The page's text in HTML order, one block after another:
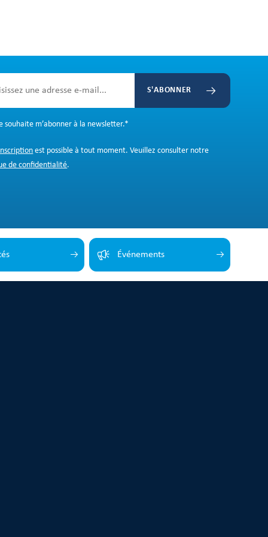
S'ABONNER
souhaite m’abonner à la newsletter.*
est possible à tout moment. Veuillez consulter notre
de confidentialité.
Événements